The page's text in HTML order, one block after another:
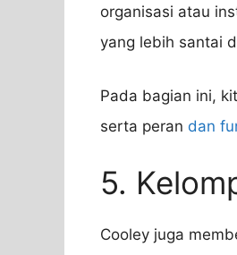
organisasi atau
yang lebih santai
Pada bagian ini,
serta peran dan
5.
Cooley juga